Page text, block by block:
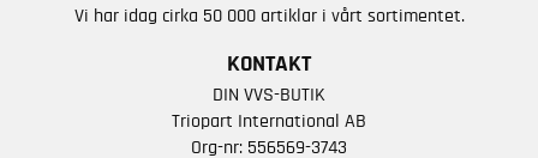
Vi har idag cirka 50 000 artiklar i vårt sortimentet.
KONTAKT
DIN VVS-BUTIK
Triopart International AB
Org-nr: 556569-3743